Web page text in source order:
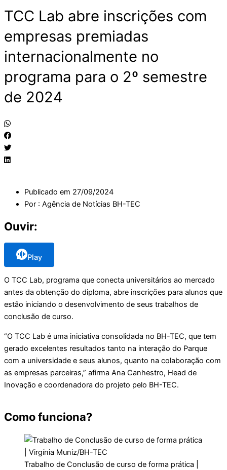
TCC Lab abre inscrições com
empresas premiadas
internacionalmente no
programa para o 2º semestre
de 2024
Publicado em 27/09/2024
Por : Agência de Notícias BH-TEC
Ouvir:
Play
O TCC Lab, programa que conecta universitários ao mercado
antes da obtenção do diploma, abre inscrições para alunos que
estão iniciando o desenvolvimento de seus trabalhos de
conclusão de curso.
“O TCC Lab é uma iniciativa consolidada no BH-TEC, que tem
gerado excelentes resultados tanto na interação do Parque
com a universidade e seus alunos, quanto na colaboração com
as empresas parceiras,” afirma Ana Canhestro, Head de
Inovação e coordenadora do projeto pelo BH-TEC.
Como funciona?
Trabalho de Conclusão de curso de forma prática |